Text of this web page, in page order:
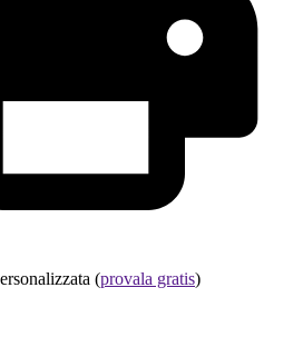
(provala gratis)